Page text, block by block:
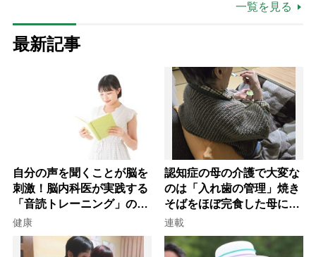
一覧を見る
最新記事
自分の声を聞くことが脳を
刺激！脳内科医が実践する
「音読トレーニング」の極
意
健康
認知症の母の介護で大変な
のは「入れ歯の管理」焼き
そばをほぼ完食した母に息
子が血の気が引いた理由
連載